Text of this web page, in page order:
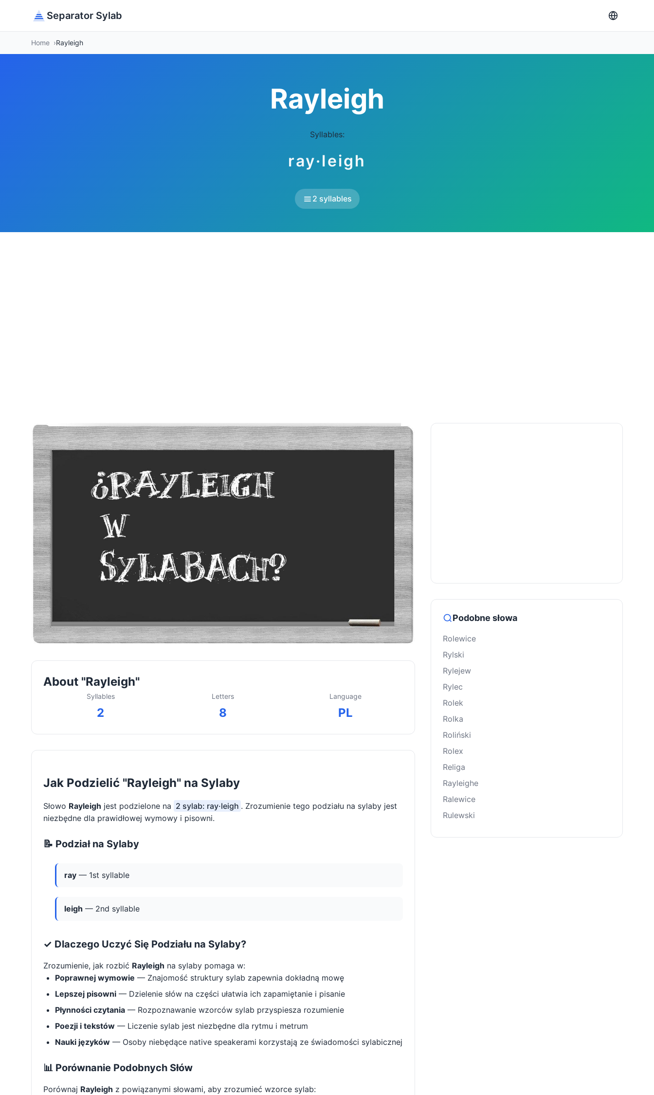
Separator Sylab
Home Rayleigh
Rayleigh
Syllables:
ray·leigh
2 syllables
About "Rayleigh"
Syllables
2
Letters
8
Language
PL
Jak Podzielić "Rayleigh" na Sylaby
Słowo Rayleigh jest podzielone na 2 sylab: ray·leigh . Zrozumienie tego podziału na sylaby jest
niezbędne dla prawidłowej wymowy i pisowni.
📝 Podział na Sylaby
ray — 1st syllable
leigh — 2nd syllable
✓ Dlaczego Uczyć Się Podziału na Sylaby?
Zrozumienie, jak rozbić Rayleigh na sylaby pomaga w:
Poprawnej wymowie — Znajomość struktury sylab zapewnia dokładną mowę
Lepszej pisowni — Dzielenie słów na części ułatwia ich zapamiętanie i pisanie
Płynności czytania — Rozpoznawanie wzorców sylab przyspiesza rozumienie
Poezji i tekstów — Liczenie sylab jest niezbędne dla rytmu i metrum
Nauki języków — Osoby niebędące native speakerami korzystają ze świadomości sylabicznej
📊 Porównanie Podobnych Słów
Porównaj Rayleigh z powiązanymi słowami, aby zrozumieć wzorce sylab:
Podobne słowa
Rolewice
Rylski
Rylejew
Rylec
Rolek
Rolka
Roliński
Rolex
Religa
Rayleighe
Ralewice
Rulewski